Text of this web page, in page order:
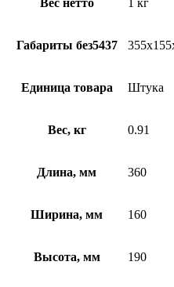
Вес нетто 1 кг
Габариты без5437
Единица товара Штука
Вес, кг 0.91
Длина, мм 360
Ширина, мм 160
Высота, мм 190